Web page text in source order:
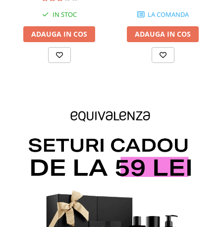
IN STOC
ADAUGA IN COS
LA COMANDA
ADAUGA IN COS